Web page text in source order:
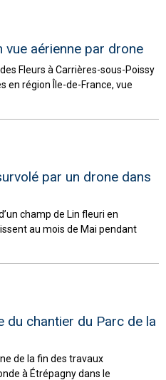
aérienne par drone
Fleurs à Carrières-sous-Poissy
en région Île-de-France, vue
par un drone dans
champ de Lin fleuri en
au mois de Mai pendant
du chantier du Parc de la
de la fin des travaux
à Étrépagny dans le